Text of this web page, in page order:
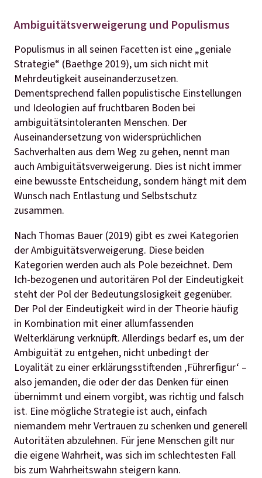
Ambiguitätsverweigerung und Populismus
Populismus in all seinen Facetten ist eine „geniale
Strategie“ (Baethge 2019), um sich nicht mit
Mehrdeutigkeit auseinanderzusetzen.
Dementsprechend fallen populistische Einstellungen
und Ideologien auf fruchtbaren Boden bei
ambiguitätsintoleranten Menschen. Der
Auseinandersetzung von widersprüchlichen
Sachverhalten aus dem Weg zu gehen, nennt man
auch Ambiguitätsverweigerung. Dies ist nicht immer
eine bewusste Entscheidung, sondern hängt mit dem
Wunsch nach Entlastung und Selbstschutz
zusammen.
Nach Thomas Bauer (2019) gibt es zwei Kategorien
der Ambiguitätsverweigerung. Diese beiden
Kategorien werden auch als Pole bezeichnet. Dem
Ich-bezogenen und autoritären Pol der Eindeutigkeit
steht der Pol der Bedeutungslosigkeit gegenüber.
Der Pol der Eindeutigkeit wird in der Theorie häufig
in Kombination mit einer allumfassenden
Welterklärung verknüpft. Allerdings bedarf es, um der
Ambiguität zu entgehen, nicht unbedingt der
Loyalität zu einer erklärungsstiftenden ‚Führerfigur‘ –
also jemanden, die oder der das Denken für einen
übernimmt und einem vorgibt, was richtig und falsch
ist. Eine mögliche Strategie ist auch, einfach
niemandem mehr Vertrauen zu schenken und generell
Autoritäten abzulehnen. Für jene Menschen gilt nur
die eigene Wahrheit, was sich im schlechtesten Fall
bis zum Wahrheitswahn steigern kann.